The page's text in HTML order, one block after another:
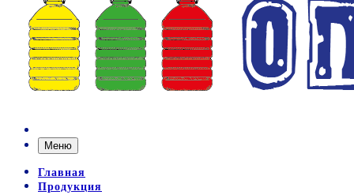
Меню
Главная
Продукция